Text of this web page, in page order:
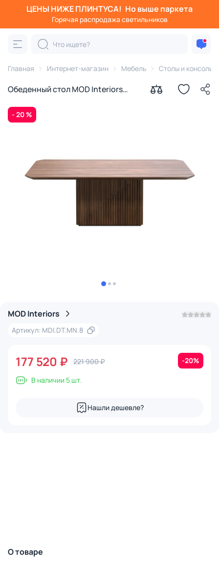
ЦЕНЫ НИЖЕ ПЛИНТУСА! Но выше паркета
Горячая распродажа светильников
Главная Интернет-магазин Мебель Столы и консоли
Обеденный стол MOD Interiors
- 20 %
MOD Interiors
Артикул: MDI.DT.MN.8
177 520 ₽ 221 900 ₽ -20%
В наличии 5 шт.
Нашли дешевле?
О товаре